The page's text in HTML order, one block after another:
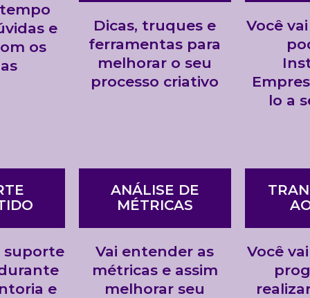
e
os
Dicas, truques e
ferramentas para
melhorar o seu
processo criativo
Você
lo a
suporte
e
ANÁLISE DE
MÉTRICAS
Vai entender as
métricas e assim
melhorar seu
Você